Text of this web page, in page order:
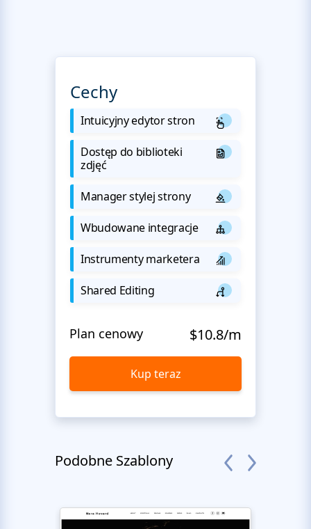
Cechy
Intuicyjny edytor stron
Dostęp do biblioteki
zdjęć
Manager stylej strony
Wbudowane integracje
Instrumenty marketera
Shared Editing
Plan cenowy $10.8/m
Kup teraz
Podobne Szablony